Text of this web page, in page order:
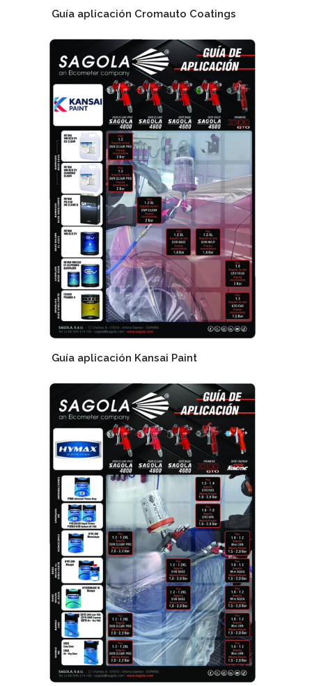
Guía aplicación Cromauto Coatings
Guía aplicación Kansai Paint